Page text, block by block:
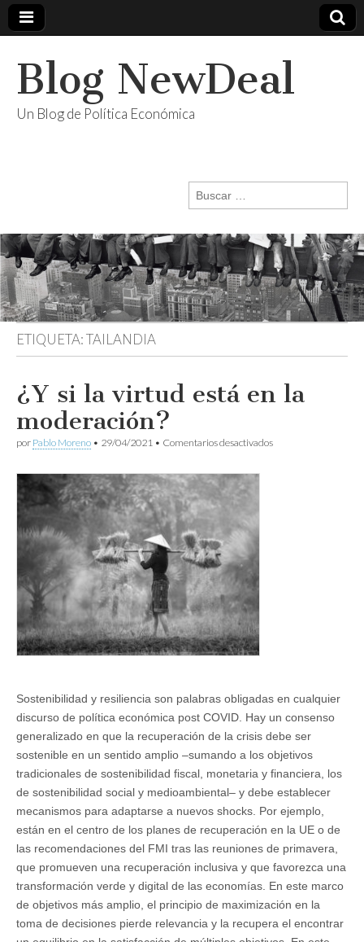
Blog NewDeal
Un Blog de Política Económica
Buscar:
ETIQUETA:TAILANDIA
¿Y si la virtud está en la
moderación?
por Pablo Moreno • 29/04/2021 • Comentarios desactivadosen
Sostenibilidad y resiliencia son palabras obligadas en cualquier
discurso de política económica post COVID. Hay un consenso
generalizado en que la recuperación de la crisis debe ser
sostenible en un sentido amplio –sumando a los objetivos
tradicionales de sostenibilidad fiscal, monetaria y financiera, los
de sostenibilidad social y medioambiental– y debe establecer
mecanismos para adaptarse a nuevos shocks. Por ejemplo,
están en el centro de los planes de recuperación en la UE o de
las recomendaciones del FMI tras las reuniones de primavera,
que promueven una recuperación inclusiva y que favorezca una
transformación verde y digital de las economías. En este marco
de objetivos más amplio, el principio de maximización en la
toma de decisiones pierde relevancia y la recupera el encontrar